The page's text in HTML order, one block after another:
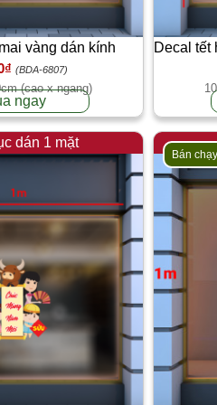
vàng dán kính
(BDA-6807)
(cao x ngang)
ngay
Decal tết
dán 1 mặt
Bán chạy